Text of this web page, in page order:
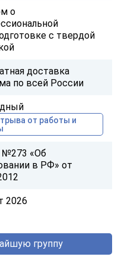
о
с твердой
доставка
по всей России
от работы и
«Об
в РФ» от
2026
группу